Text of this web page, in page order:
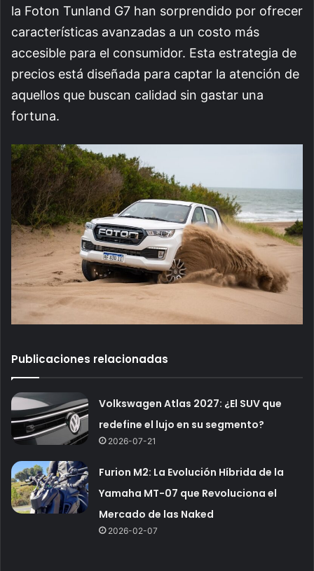
la Foton Tunland G7 han sorprendido por ofrecer
características avanzadas a un costo más
accesible para el consumidor. Esta estrategia de
precios está diseñada para captar la atención de
aquellos que buscan calidad sin gastar una
fortuna.
Publicaciones relacionadas
Volkswagen Atlas 2027: ¿El SUV que
redefine el lujo en su segmento?
2026-07-21
Furion M2: La Evolución Híbrida de la
Yamaha MT-07 que Revoluciona el
Mercado de las Naked
2026-02-07